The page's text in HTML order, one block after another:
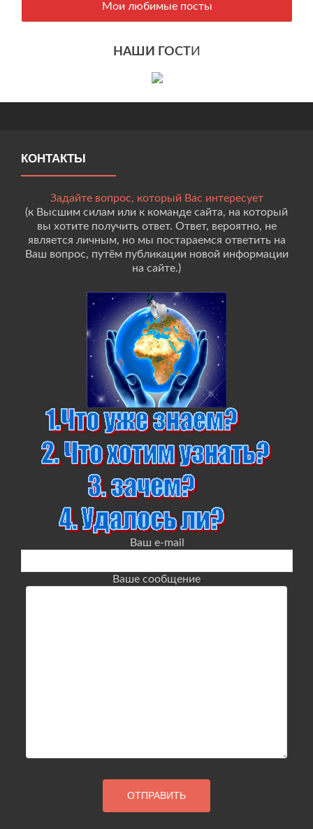
Мои любимые посты
НАШИ ГОСТИ
КОНТАКТЫ
Задайте вопрос, который Вас интересует
(к Высшим силам или к команде сайта, на который
вы хотите получить ответ. Ответ, вероятно, не
является личным, но мы постараемся ответить на
Ваш вопрос, путём публикации новой информации
на сайте.)
Ваш e-mail
Ваше сообщение